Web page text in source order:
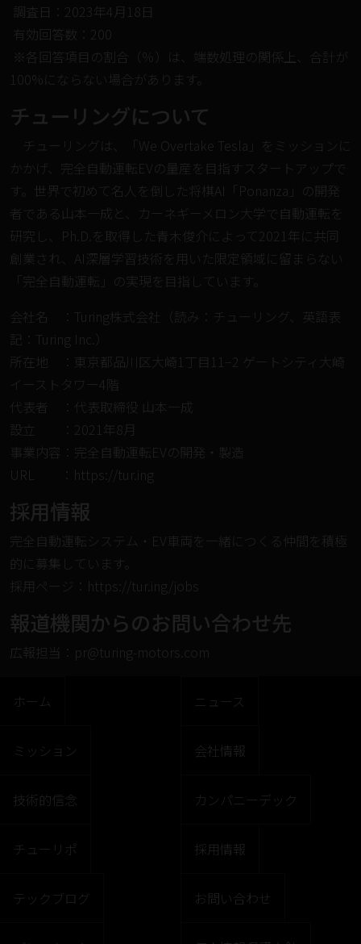
調査日：2023年4月18日
有効回答数：200
※各回答項目の割合（％）は、端数処理の関係上、合計が
100%にならない場合があります。
チューリングについて
チューリングは、「We Overtake Tesla」をミッションに
かかげ、完全⾃動運転EVの量産を⽬指すスタートアップで
す。世界で初めて名人を倒した将棋AI「Ponanza」の開発
者である⼭本⼀成と、カーネギーメロン⼤学で自動運転を
研究し、Ph.D.を取得した⻘⽊俊介によって2021年に共同
創業され、AI深層学習技術を⽤いた限定領域に留まらない
「完全自動運転」の実現を目指しています。
会社名 ：Turing株式会社（読み：チューリング、英語表
記：Turing Inc.）
所在地 ：東京都品川区大崎1丁目11−2 ゲートシティ大崎
イーストタワー4階
代表者 ：代表取締役 ⼭本⼀成
設⽴ ：2021年8⽉
事業内容：完全自動運転EVの開発・製造
URL ： https://tur.ing
採⽤情報
完全⾃動運転システム・EV⾞両を⼀緒につくる仲間を積極
的に募集しています。
採⽤ページ： https://tur.ing/jobs
報道機関からのお問い合わせ先
広報担当：pr@turing-motors.com
ホーム
ミッション
技術的信念
チューリポ
テックブログ
ニュース
会社情報
カンパニーデック
採用情報
お問い合わせ